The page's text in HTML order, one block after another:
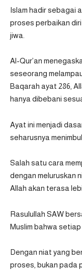
Islam hadir sebagai
proses perbaikan
jiwa.
Al-Qur’an
seseorang
Baqarah ayat 286,
hanya dibebani
Ayat ini menjadi
seharusnya
Salah satu cara
dengan meluruskan
Allah akan terasa
Rasulullah SAW
Muslim bahwa
Dengan niat yang
proses, bukan pada